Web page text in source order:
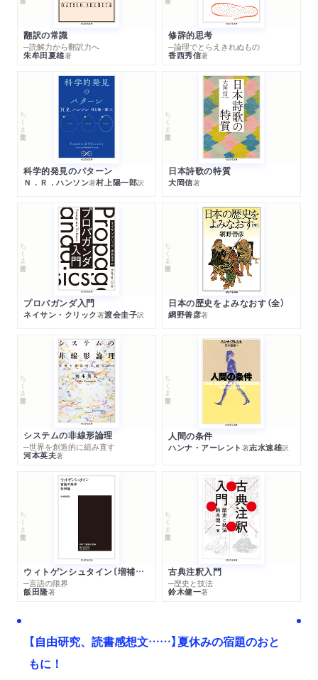
翻訳の常識
─読解力から翻訳力へ
朱牟田夏雄著
修辞的思考
─論理でとらえきれぬもの
香西秀信著
ちくま学芸文庫
科学的発見のパターン
Ｎ．Ｒ．ハンソン著村上陽一郎訳
ちくま学芸文庫
日本詩歌の特質
大岡信著
ちくま学芸文庫
プロパガンダ入門
ネイサン・クリック著渡会圭子訳
ちくま学芸文庫
日本の歴史をよみなおす（全）
網野善彦著
ちくま学芸文庫
システムの非線形論理
─世界を創造的に組み直す
河本英夫著
ちくま学芸文庫
人間の条件
ハンナ・アーレント 著志水速雄訳
ちくま学芸文庫
ウィトゲンシュタイン〔増補新版〕
─言語の限界
飯田隆著
ちくま学芸文庫
古典注釈入門
─歴史と技法
鈴木健一著
【自由研究、読書感想文……】夏休みの宿題のおと
もに！